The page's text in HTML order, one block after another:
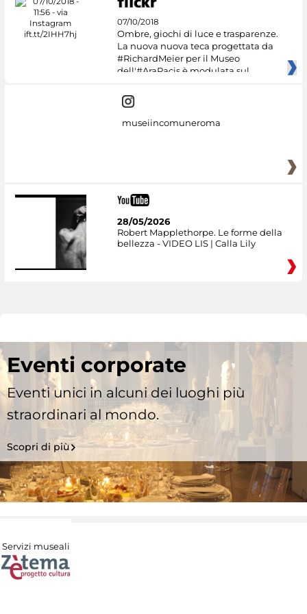
07/10/2018
Ombre, giochi di luce e trasparenze.
La nuova nuova teca progettata da
#RichardMeier per il Museo
dell'#AraPacis è modulata sul
museiincomuneroma
28/05/2026
Robert Mapplethorpe. Le forme della
bellezza - VIDEO LIS | Calla Lily
Eventi corporate
Eventi unici in alcuni dei luoghi più
straordinari al mondo.
Scopri di più
Servizi museali